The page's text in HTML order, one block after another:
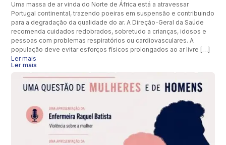
Uma massa de ar vinda do Norte de África está a atravessar
Portugal continental, trazendo poeiras em suspensão e contribuindo
para a degradação da qualidade do ar. A Direção-Geral da Saúde
recomenda cuidados redobrados, sobretudo a crianças, idosos e
pessoas com problemas respiratórios ou cardiovasculares. A
população deve evitar esforços físicos prolongados ao ar livre […]
Ler mais
Ler mais